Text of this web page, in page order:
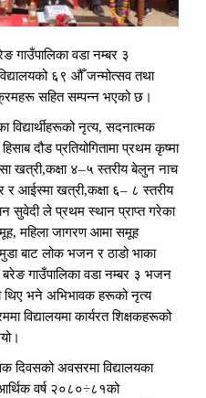
गाउँपालिका वडा नम्बर ३
६९ औँ जन्मोत्सव तथा
सहित सम्पन्न भएको छ।
विद्यार्थीहरूको नृत्य, सदनात्मक
दौड प्रतियोगितामा प्रथम कृष्मा
खत्री,कक्षा ४–५ स्तरीय बेलुन नाच
र आईस्मा खत्री,कक्षा ६– ८ स्तरीय
सुवेदी ले प्रथम स्थान प्राप्त गरेका
महिला जागरण आमा समूह
बाट लोक भजन र ठाडो भाका
गाउँपालिका वडा नम्बर ३ भजन
भने अभिभावक हरूको नृत्य
विद्यालयमा कार्यरत शिक्षकहरूको
दिवसको अवसरमा विद्यालयका
आर्थिक वर्ष २०८०÷८१को